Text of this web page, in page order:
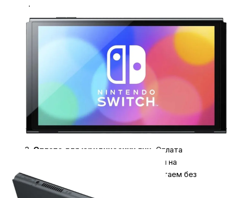
Наличными. При покупке в магазине My Store
или доставке курьером, вы можете оплатить
Оплата за технику Apple принимается только
Карты & NFC
В магазинах мы принимаем к
оплате карты всех типов, а также бесконтактные
платежи.
3. Оплата для юридических лиц Оплата
производиться безналичным платежом на
расчётный счёт магазина (важно работаем без
НДС)